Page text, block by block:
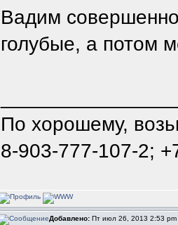
Вадим совершенно
голубые, а потом
По хорошему,
8-903-777-107-2;
Добавлено: Пт июл 26, 2013 2:53 pm